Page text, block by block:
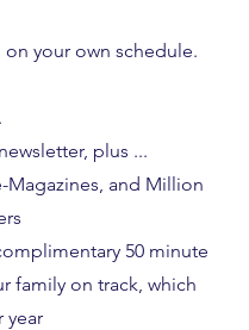
your own schedule.
plus ...
Magazines, and Million
50 minute
family on track, which
year